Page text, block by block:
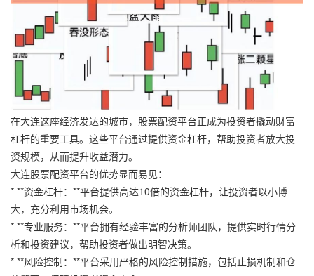
在大连这座经济发达的城市，股票配资平台正成为投资者撬动财富
杠杆的重要工具。这些平台通过提供资金杠杆，帮助投资者放大投
资规模，从而提升收益潜力。
大连股票配资平台的优势显而易见：
* **资金杠杆：**平台提供高达10倍的资金杠杆，让投资者以小博
大，充分利用市场机会。
* **专业服务：**平台拥有经验丰富的分析师团队，提供实时行情分
析和投资建议，帮助投资者做出明智决策。
* **风险控制：**平台采用严格的风险控制措施，包括止损机制和仓